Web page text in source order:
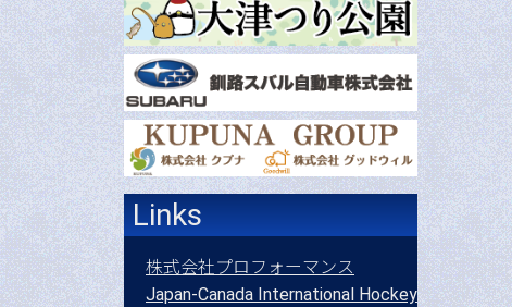
Links
株式会社プロフォーマンス
Japan-Canada International Hockey